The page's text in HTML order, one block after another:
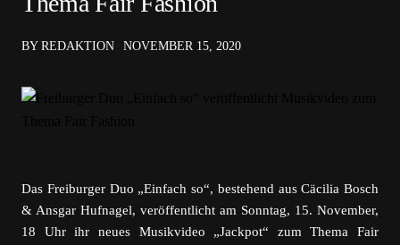
BY REDAKTION NOVEMBER 15, 2020
Das Freiburger Duo „Einfach so“, bestehend aus Cäcilia Bosch
& Ansgar Hufnagel, veröffentlicht am Sonntag, 15. November,
18 Uhr ihr neues Musikvideo „Jackpot“ zum Thema Fair